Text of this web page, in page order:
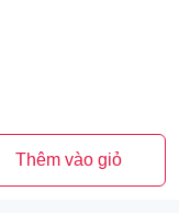
Thêm vào giỏ